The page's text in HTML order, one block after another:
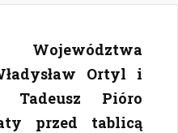
Ortyl i
Tadeusz Pióro
przed tablicą